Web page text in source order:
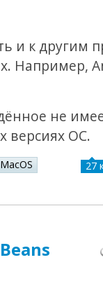
и к другим
Например,
не
версиях ОС.
MacOS
27